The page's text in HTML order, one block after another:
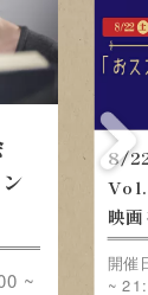
テーマ
う」